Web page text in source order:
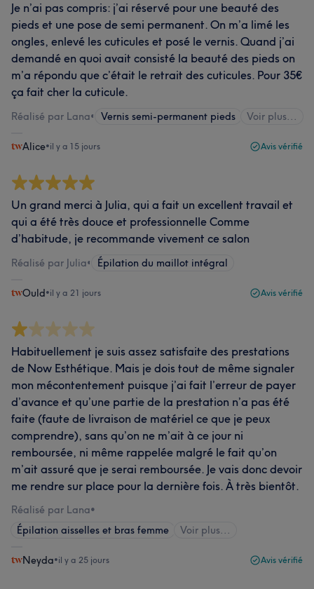
Je n’ai pas compris: j’ai réservé pour une beauté des
pieds et une pose de semi permanent. On m’a limé les
ongles, enlevé les cuticules et posé le vernis. Quand j’ai
demandé en quoi avait consisté la beauté des pieds on
m’a répondu que c’était le retrait des cuticules. Pour 35€
ça fait cher la cuticule.
Réalisé par Lana• Vernis semi-permanent pieds Voir plus...
Alice•il y a 15 jours Avis vérifié
Un grand merci à Julia, qui a fait un excellent travail et
qui a été très douce et professionnelle Comme
d’habitude, je recommande vivement ce salon
Réalisé par Julia• Épilation du maillot intégral
Ould•il y a 21 jours Avis vérifié
Habituellement je suis assez satisfaite des prestations
de Now Esthétique. Mais je dois tout de même signaler
mon mécontentement puisque j’ai fait l’erreur de payer
d’avance et qu’une partie de la prestation n’a pas été
faite (faute de livraison de matériel ce que je peux
comprendre), sans qu’on ne m’ait à ce jour ni
remboursée, ni même rappelée malgré le fait qu’on
m’ait assuré que je serai remboursée. Je vais donc devoir
me rendre sur place pour la dernière fois. À très bientôt.
Réalisé par Lana•
Épilation aisselles et bras femme
Voir plus...
Neyda•il y a 25 jours Avis vérifié